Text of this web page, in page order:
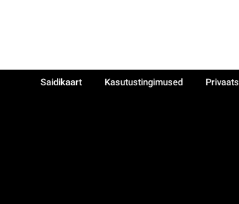
Saidikaart Kasutustingimused